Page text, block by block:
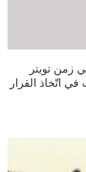
زمن تويتر
اتّخاذ القرار